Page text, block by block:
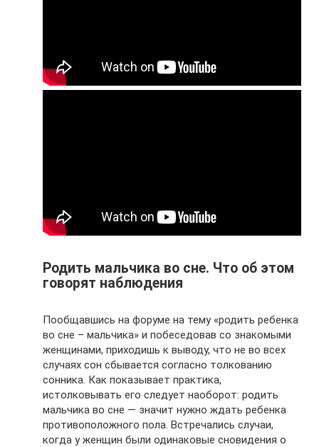
Родить мальчика во сне. Что об этом
говорят наблюдения
Пообщавшись на форуме на тему «родить ребенка
во сне – мальчика» и побеседовав со знакомыми
женщинами, приходишь к выводу, что не во всех
случаях сон сбывается согласно толкованию
сонника. Как показывает практика,
истолковывать его следует наоборот: родить
мальчика во сне — значит нужно ждать ребенка
противоположного пола. Встречались случаи,
когда у женщин были одинаковые сновидения о